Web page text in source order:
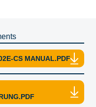
CS MANUAL.PDF